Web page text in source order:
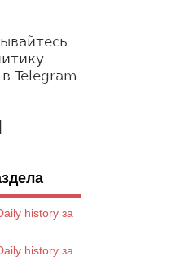
history за
history за